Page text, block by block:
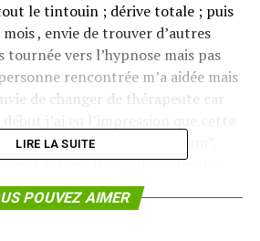
le tintouin ; dérive totale ; puis
, envie de trouver d’autres
tournée vers l’hypnose mais pas
rencontrée m’a aidée mais
de changer de thérapeute car
simplement “la transition”.
Fabrice : il prend son temps ,
garde presque 3 heures,
surement revenir et me dit de ne
LIRE LA SUITE
POUVEZ AIMER